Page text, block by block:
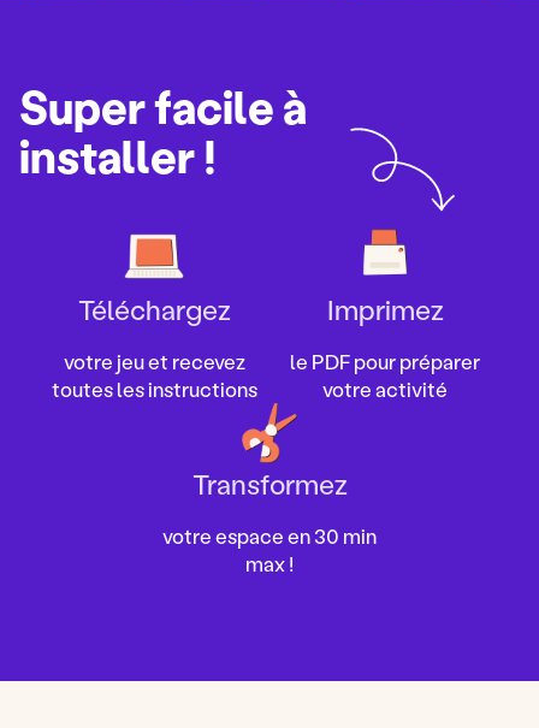
Super facile à
installer !
Téléchargez
votre jeu et recevez
toutes les instructions
Imprimez
le PDF pour préparer
votre activité
Transformez
votre espace en 30 min
max !